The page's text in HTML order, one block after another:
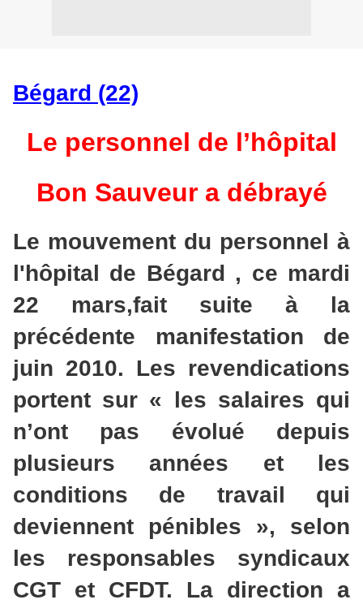
Bégard (22)
Le personnel de l’hôpital
Bon Sauveur a débrayé
Le mouvement du personnel à
l'hôpital de Bégard , ce mardi
22 mars,fait suite à la
précédente manifestation de
juin 2010. Les revendications
portent sur « les salaires qui
n’ont pas évolué depuis
plusieurs années et les
conditions de travail qui
deviennent pénibles », selon
les responsables syndicaux
CGT et CFDT. La direction a